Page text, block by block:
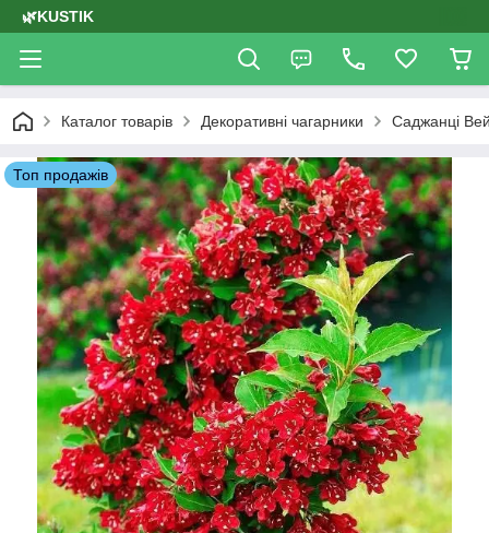
🌿KUSTIK
Каталог товарів Декоративні чагарники Саджанці
Топ продажів